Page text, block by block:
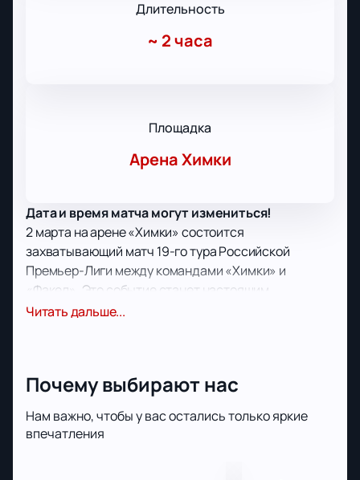
Длительность
~ 2 часа
Площадка
Арена Химки
Дата и время матча могут измениться!
2 марта на арене «Химки» состоится
захватывающий матч 19-го тура Российской
Премьер-Лиги между командами «Химки» и
«Факел». Это событие станет настоящим
праздником для всех любителей футбола. Не
Арена «Химки» — это современный спортивный
гостеприимной атмосферой. Стадион оснащен
всем необходимым для удобства зрителей:
Читать дальше...
Почему выбирают нас
Нам важно, чтобы у вас остались только яркие
впечатления